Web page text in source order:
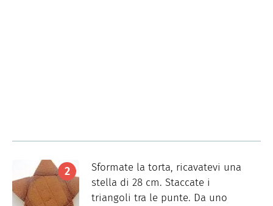
Sformate la torta, ricavatevi una
stella di 28 cm. Staccate i
triangoli tra le punte. Da uno